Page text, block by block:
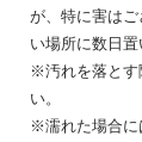
が、特に害は
い場所に数日置
※汚れを落とす
い。
※濡れた場合に